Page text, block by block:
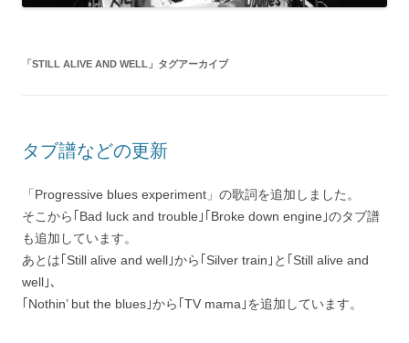
「 STILL ALIVE AND WELL 」タグアーカイブ
タブ譜などの更新
「Progressive blues experiment」の歌詞を追加しました。
そこから｢Bad luck and trouble｣｢Broke down engine｣のタブ譜
も追加しています。
あとは｢Still alive and well｣から｢Silver train｣と｢Still alive and
well｣、
｢Nothin’ but the blues｣から｢TV mama｣を追加しています。